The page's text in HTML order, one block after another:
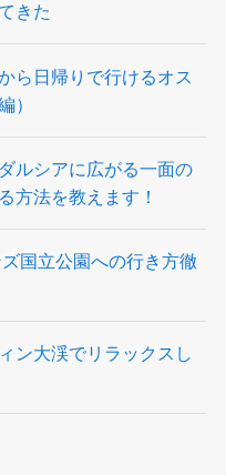
きた
ら日帰りで行けるオス
）
ルシアに広がる一面の
方法を教えます！
国立公園への行き方徹
ン大渓でリラックスし